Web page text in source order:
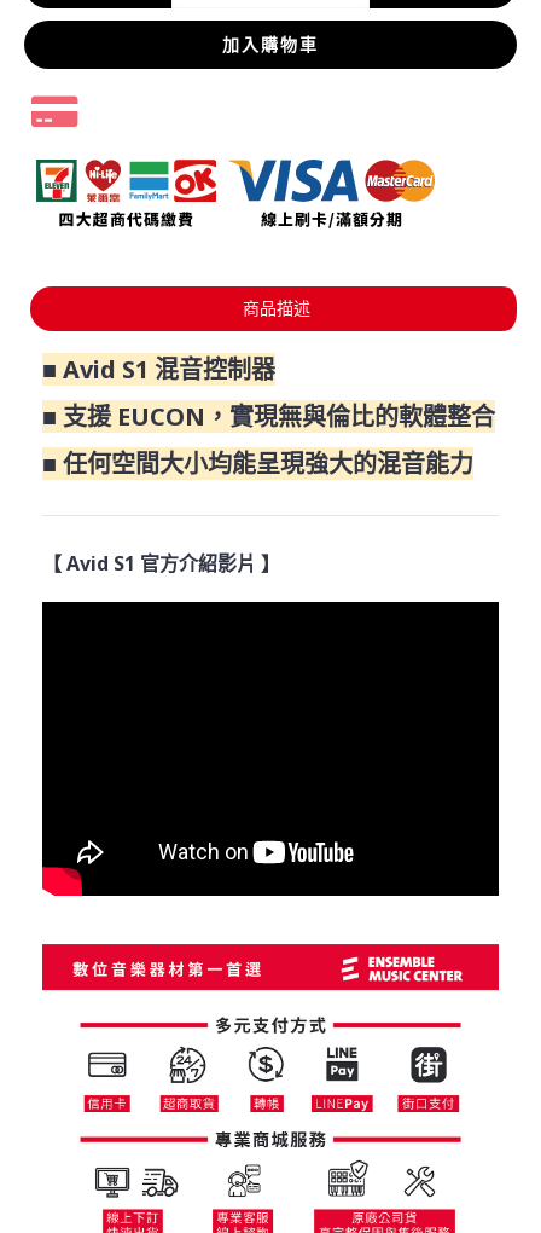
加入購物車
商品描述
■ Avid S1 混音控制器
■ 支援 EUCON，實現無與倫比的軟體整合
■ 任何空間大小均能呈現強大的混音能力
【 Avid S1 官方介紹影片 】